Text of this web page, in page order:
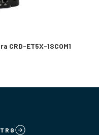
ET5X-1SCOM1